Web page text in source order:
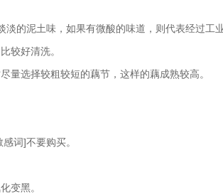
泥土味，如果有微酸的味道，则代表经过工业
较好清洗。
选择较粗较短的藕节，这样的藕成熟较高。
词]不要购买。
变黑。